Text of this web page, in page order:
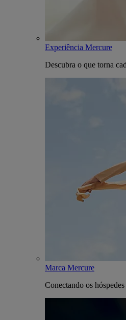
Experiência Mercure
Descubra o que torna
Marca Mercure
Conectando os